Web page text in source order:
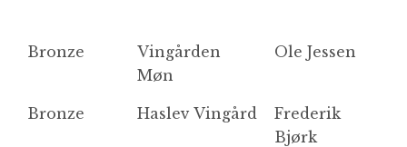
Bronze
Vingården
Møn
Ole Jessen
Bronze Haslev Vingård
Frederik
Bjørk